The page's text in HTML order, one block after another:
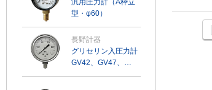
汎用圧力計（A枠立
型・φ60）
長野計器
グリセリン入圧力計
GV42、GV47、
GV50、GV51、